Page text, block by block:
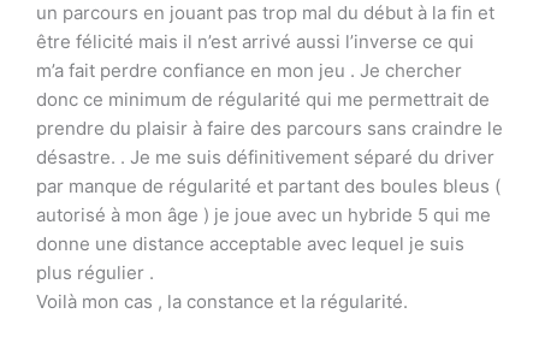
un parcours en jouant pas trop mal du début à la fin et
être félicité mais il n’est arrivé aussi l’inverse ce qui
m’a fait perdre confiance en mon jeu . Je chercher
donc ce minimum de régularité qui me permettrait de
prendre du plaisir à faire des parcours sans craindre le
désastre. . Je me suis définitivement séparé du driver
par manque de régularité et partant des boules bleus (
autorisé à mon âge ) je joue avec un hybride 5 qui me
donne une distance acceptable avec lequel je suis
plus régulier .
Voilà mon cas , la constance et la régularité.